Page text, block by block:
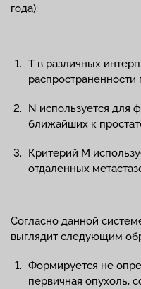
года):
Т в различных
N используется для
ближайших к
Критерий М
отдаленных
Согласно данной
выглядит следующим
Формируется не
первичная опухоль,